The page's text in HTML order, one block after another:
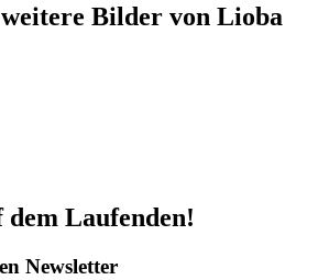
Bilder von Lioba
dem Laufenden!
Newsletter